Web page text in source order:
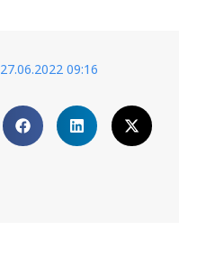
27.06.2022 09:16